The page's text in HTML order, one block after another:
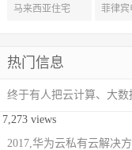
IP(5)
马来西亚住宅 菲律宾
热门信息
终于有人把云计算、大数
views
2017,华为云私有云解决